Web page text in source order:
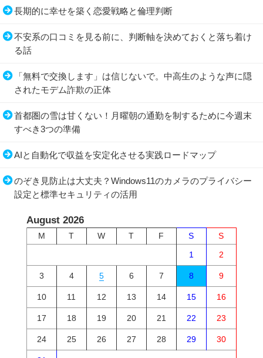
長期的に幸せを築く恋愛戦略と倫理判断
不安系の口コミを見る前に、判断軸を決めておくと落ち着け
る話
「無料で交換します」は信じないで。中高生のような声に隠
されたモデム詐欺の正体
首都圏の雪は甘くない！月曜朝の通勤を制するために今週末
すべき3つの準備
AIと自動化で収益を安定化させる実践ロードマップ
のぞき見防止は大丈夫？Windows11のカメラのプライバシー
設定と標準セキュリティの活用
August 2026
M T W T F S
S
1
2
3 4 5 6 7 8 9
10 11 12 13 14 15 16
17 18 19 20 21 22 23
24 25 26 27 28 29 30